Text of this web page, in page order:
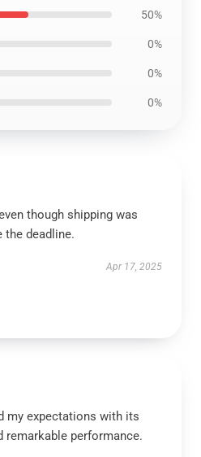
50%
0%
0%
0%
though shipping was
the deadline.
Apr 17, 2025
my expectations with its
remarkable performance.